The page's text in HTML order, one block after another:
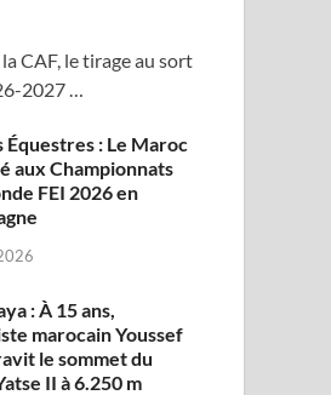
CAF, le tirage au sort
2027 …
Équestres : Le Maroc
aux Championnats
FEI 2026 en
: À 15 ans,
marocain Youssef
le sommet du
II à 6.250 m